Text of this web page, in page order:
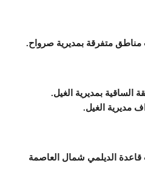
الساقية بمديرية الغيل.
مديرية الغيل.
قاعدة الديلمي شمال العاصمة